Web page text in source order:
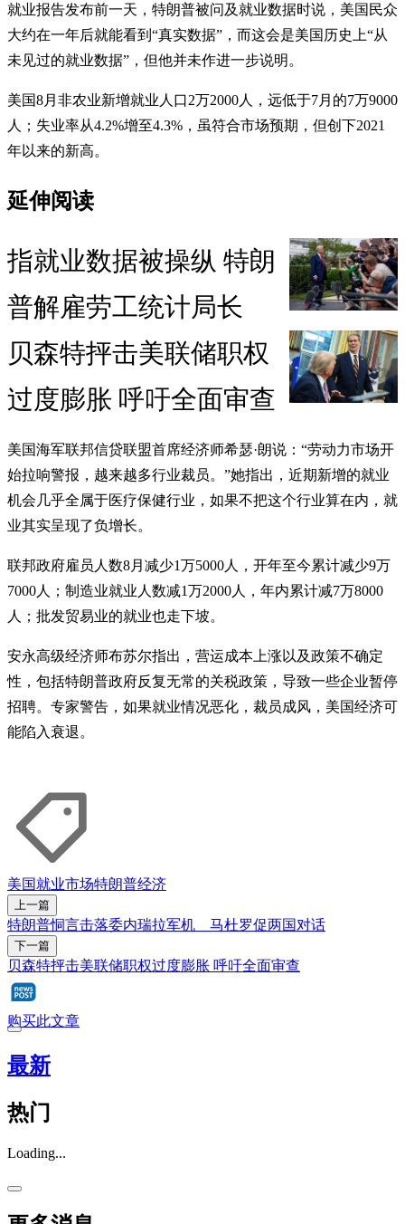
就业报告发布前一天，特朗普被问及就业数据时说，美国民众
大约在一年后就能看到“真实数据”，而这会是美国历史上“从
未见过的就业数据”，但他并未作进一步说明。
美国8月非农业新增就业人口2万2000人，远低于7月的7万9000
人；失业率从4.2%增至4.3%，虽符合市场预期，但创下2021
年以来的新高。
延伸阅读
指就业数据被操纵 特朗
普解雇劳工统计局长
贝森特抨击美联储职权
过度膨胀 呼吁全面审查
美国海军联邦信贷联盟首席经济师希瑟·朗说：“劳动力市场开
始拉响警报，越来越多行业裁员。”她指出，近期新增的就业
机会几乎全属于医疗保健行业，如果不把这个行业算在内，就
业其实呈现了负增长。
联邦政府雇员人数8月减少1万5000人，开年至今累计减少9万
7000人；制造业就业人数减1万2000人，年内累计减7万8000
人；批发贸易业的就业也走下坡。
安永高级经济师布苏尔指出，营运成本上涨以及政策不确定
性，包括特朗普政府反复无常的关税政策，导致一些企业暂停
招聘。专家警告，如果就业情况恶化，裁员成风，美国经济可
能陷入衰退。
美国就业市场特朗普经济
上一篇
特朗普恫言击落委内瑞拉军机 马杜罗促两国对话
下一篇
贝森特抨击美联储职权过度膨胀 呼吁全面审查
购买此文章
最新
热门
Loading...